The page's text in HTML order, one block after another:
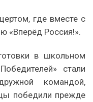
где вместе с
«Вперёд Россия!».
в школьном
стали
командой,
победили прежде